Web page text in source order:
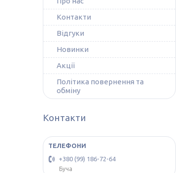
Контакти
Відгуки
Новинки
Акції
Політика повернення та
обміну
Контакти
+380 (99) 186-72-64
Буча